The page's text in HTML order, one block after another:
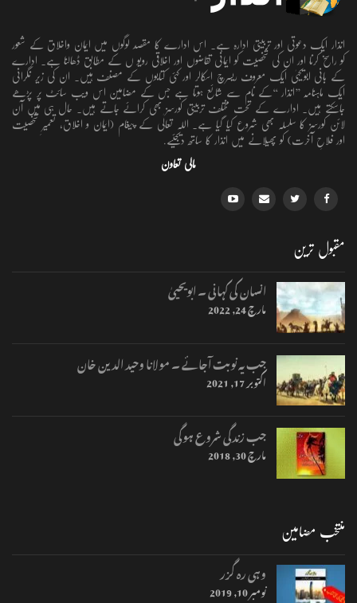
انذار ایک دعوتی اور تربیتی ادارہ ہے۔ اس ادارے کا مقصد لوگوں میں ایمان واخلاق کے شعور
کو راسخ کرنا اور ان کی شخصیت کو ایمانی تقاضوں اور اخلاقی رویو ں کے مطابق ڈھالنا ہے۔ ادارے
کے بانی ابویحییٰ ایک معروف ریسرچ اسکالر اور کئی کتابوں کے مصنف ہیں۔ ان کی زیر نگرانی
ایک ماہنامہ ’’انذار ‘‘کے نام سے شائع ہوتا ہے جس کے مضامین اس ویب سائٹ پر پڑھے
جاسکتے ہیں۔ ادارے کے تحت مختلف تربیتی کورسز بھی کرائے جاتے ہیں۔ حال ہی میں آن
لائن کورسز کا سلسلہ بھی شروع کیا گیا ہے۔ اللہ تعالٰی کے پیغام (ایمان و اخلاق، تعمیرِ شخصیت
اور فلاحِ آخرت) کو پھیلانے میں انذار کا ساتھ دیجئیے.
مالی تعاون
مقبول ترین
انسان کی کہانی ۔ ابویحییٰ
مارچ 24, 2022
جب یہ نوبت آجائے ۔ مولانا وحید الدین خان
اکتوبر 17, 2021
جب زندگی شروع ہوگی
مارچ 30, 2018
منتخب مضامین
وہی رہ گزر
نومبر 10, 2019